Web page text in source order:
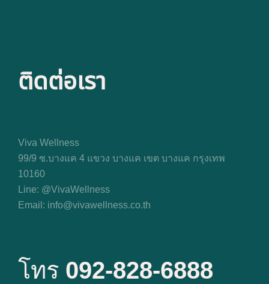
ติดต่อเรา
Viva Wellness
99/9 ซ.บางแค 4 แขวง บางแค เขต บางแค กรุงเทพ
10160
Line: @VivaWellness
Email: info@vivawellness.co.th
โทร 092-828-6888